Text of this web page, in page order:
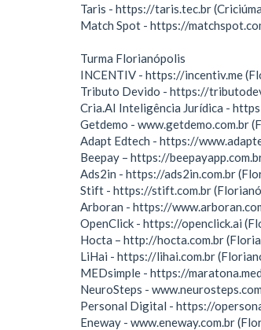
Taris - https://taris.tec.br
Match Spot - https://
Turma Florianópolis
INCENTIV - https://incentiv.me
Tributo Devido - https://
Cria.AI Inteligência Jurídica -
Getdemo - www.getdemo.com.br
Adapt Edtech - https://
Beepay – https://
Ads2in - https://ads2in.com.br
Stift - https://stift.com.br
Arboran - https://
OpenClick - https://openclick.ai
Hocta – http://hocta.com.br
LiHai - https://lihai.com.br
MEDsimple - https://
NeuroSteps -
Personal Digital - https://
Eneway - www.eneway.com.br